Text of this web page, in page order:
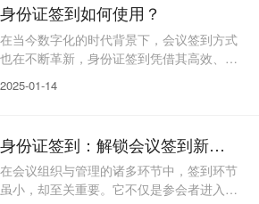
革命性的改变。一、身份证签到：是什么？
身份证签到，顾名思义，是利用身份证作为
签到凭证的一种新型签到方式。通过身份证
轻一刷，系统即可瞬间完
身份证签到如何使用？
在当今数字化的时代背景下，会议签到方式
也在不断革新，身份证签到凭借其高效、准
选。接下来，就让我们一同深入了解身份证
份证识别功能深度融合的智能化签到方式。
居民身份证作为每个人独一无二的身份标
识，内部嵌入了含有个人关键信息的智能芯
2025-01-14
身份证签到：解锁会议签到新姿势
在会议组织与管理的诸多环节中，签到环节
虽小，却至关重要。它不仅是参会者进入会